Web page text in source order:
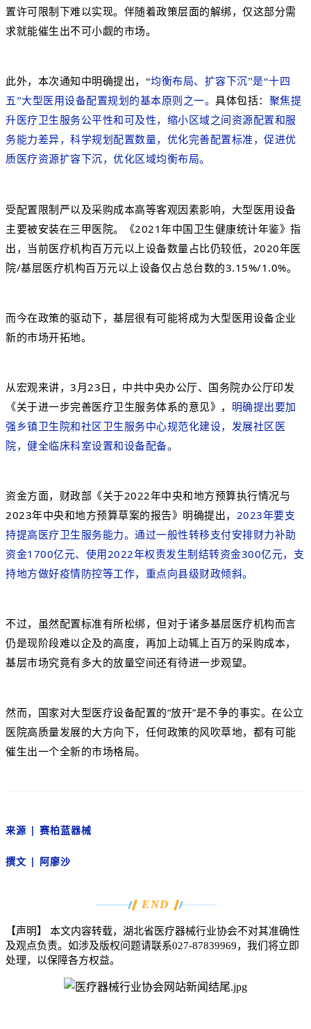
置许可限制下难以实现。伴随着政策层面的解绑，仅这部分需
求就能催生出不可小觑的市场。
此外，本次通知中明确提出，“均衡布局、扩容下沉”是“十四
五”大型医用设备配置规划的基本原则之一。 具体包括： 聚焦提
升医疗卫生服务公平性和可及性，缩小区域之间资源配置和服
务能力差异，科学规划配置数量，优化完善配置标准，促进优
质医疗资源扩容下沉，优化区域均衡布局。
受配置限制严以及采购成本高等客观因素影响，大型医用设备
主要被安装在三甲医院。《2021年中国卫生健康统计年鉴》指
出，当前医疗机构百万元以上设备数量占比仍较低，2020年医
院/基层医疗机构百万元以上设备仅占总台数的3.15%/1.0%。
而今在政策的驱动下，基层很有可能将成为大型医用设备企业
新的市场开拓地。
从宏观来讲，3月23日，中共中央办公厅、国务院办公厅印发
《关于进一步完善医疗卫生服务体系的意见》， 明确提出要加
强乡镇卫生院和社区卫生服务中心规范化建设，发展社区医
院，健全临床科室设置和设备配备。
资金方面，财政部《关于2022年中央和地方预算执行情况与
2023年中央和地方预算草案的报告》明确提出， 2023年要支
持提高医疗卫生服务能力。通过一般性转移支付安排财力补助
资金1700亿元、使用2022年权责发生制结转资金300亿元，支
持地方做好疫情防控等工作，重点向县级财政倾斜。
不过，虽然配置标准有所松绑，但对于诸多基层医疗机构而言
仍是现阶段难以企及的高度，再加上动辄上百万的采购成本，
基层市场究竟有多大的放量空间还有待进一步观望。
然而，国家对大型医疗设备配置的“放开”是不争的事实。在公立
医院高质量发展的大方向下，任何政策的风吹草地，都有可能
催生出一个全新的市场格局。
来源 | 赛柏蓝器械
撰文 | 阿廖沙
END
【声明】
本文内容转载，湖北省医疗器械行业协会不对其准确性
及观点负责。如涉及版权问题请联系027-87839969，我们将立即
处理，以保障各方权益。